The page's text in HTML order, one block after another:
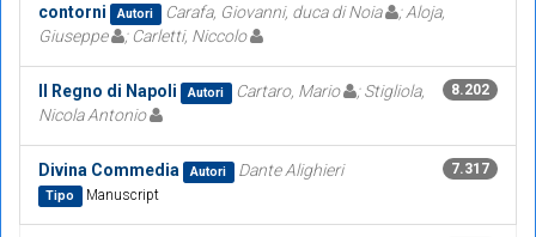
contorni
Autori Carafa, Giovanni, duca di Noia
; Aloja,
Giuseppe
; Carletti, Niccolo
8.202
Il Regno di Napoli Autori Cartaro, Mario
; Stigliola,
Nicola Antonio
7.317
Divina Commedia Autori Dante Alighieri
Tipo Manuscript